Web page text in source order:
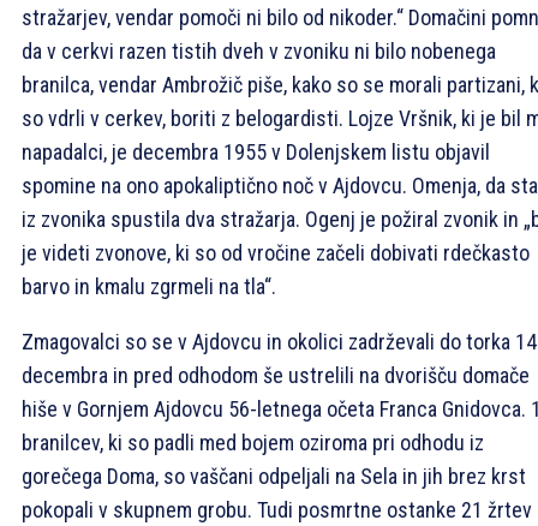
stražarjev, vendar pomoči ni bilo od nikoder.“ Domačini
da v cerkvi razen tistih dveh v zvoniku ni bilo nobenega
branilca, vendar Ambrožič piše, kako so se morali partizani,
so vdrli v cerkev, boriti z belogardisti. Lojze Vršnik, ki je bil
napadalci, je decembra 1955 v Dolenjskem listu objavil
spomine na ono apokaliptično noč v Ajdovcu. Omenja, da
iz zvonika spustila dva stražarja. Ogenj je požiral zvonik in
je videti zvonove, ki so od vročine začeli dobivati rdečkasto
barvo in kmalu zgrmeli na tla“.
Zmagovalci so se v Ajdovcu in okolici zadrževali do torka
decembra in pred odhodom še ustrelili na dvorišču domače
hiše v Gornjem Ajdovcu 56-letnega očeta Franca Gnidovca.
branilcev, ki so padli med bojem oziroma pri odhodu iz
gorečega Doma, so vaščani odpeljali na Sela in jih brez krst
pokopali v skupnem grobu. Tudi posmrtne ostanke 21 žrtev